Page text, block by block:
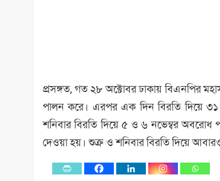
প্রসঙ্গত, গত ২৮ অক্টোবর ঢাকায় বিএনপির
পালন করে। এরপর এক দিন বিরতি দিয়ে
শনিবার বিরতি দিয়ে ৫ ও ৬ নভেম্বর
দেওয়া হয়। শুক্র ও শনিবার বিরতি দিয়ে